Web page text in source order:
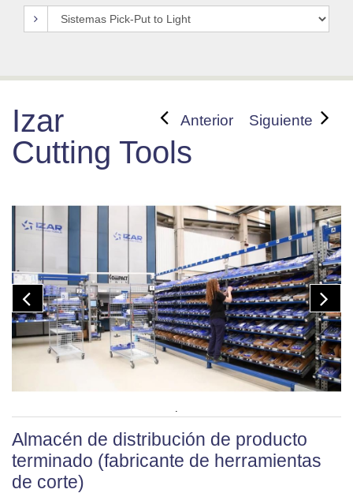
Anterior Siguiente
Izar
Cutting Tools
Almacén de distribución de producto
terminado (fabricante de herramientas
de corte)